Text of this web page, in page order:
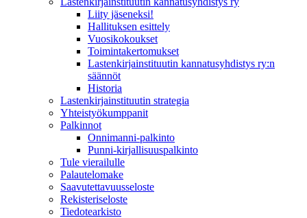
Liity jäseneksi!
Hallituksen esittely
Vuosikokoukset
Toimintakertomukset
Lastenkirjainstituutin kannatusyhdistys ry:n
säännöt
Historia
Lastenkirjainstituutin strategia
Yhteistyökumppanit
Palkinnot
Onnimanni-palkinto
Punni-kirjallisuuspalkinto
Tule vierailulle
Palautelomake
Saavutettavuusseloste
Rekisteriseloste
Tiedotearkisto